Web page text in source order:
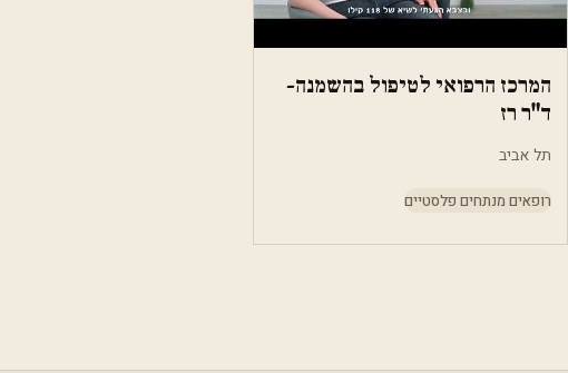
המרכז הרפואי לטיפול בהשמנה-
ד"ר רז
תל אביב
רופאים מנתחים פלסטיים